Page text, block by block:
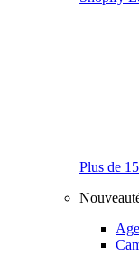
Plus de